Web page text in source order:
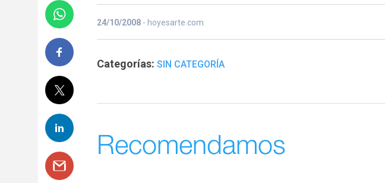
24/10/2008 - hoyesarte.com
Categorías: SIN CATEGORÍA
Recomendamos